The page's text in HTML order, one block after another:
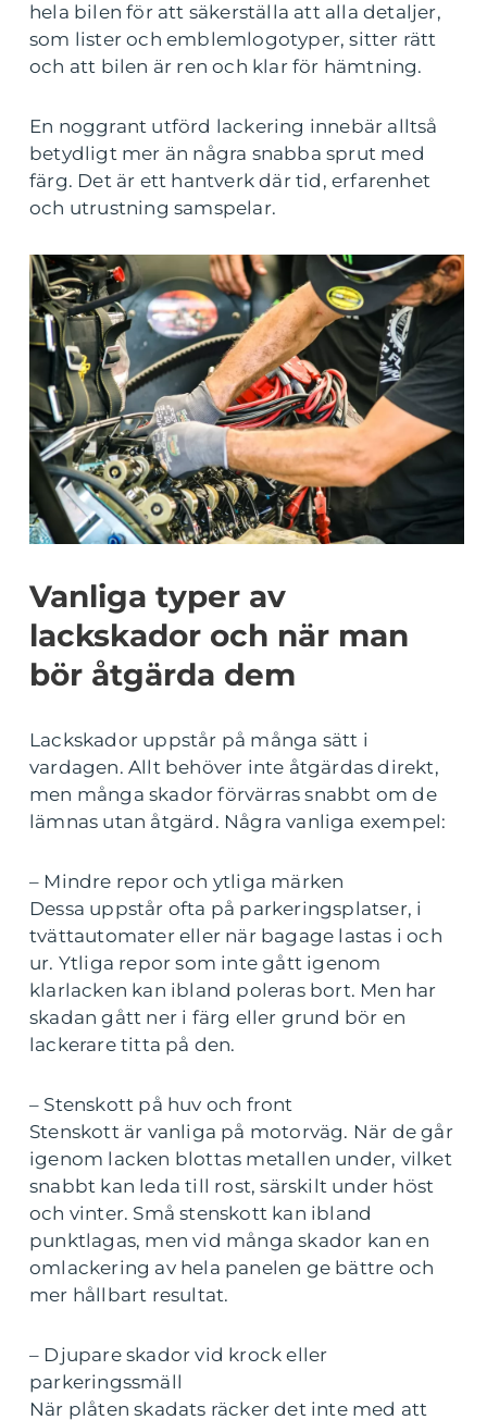
hela bilen för att säkerställa att alla detaljer,
som lister och emblemlogotyper, sitter rätt
och att bilen är ren och klar för hämtning.
En noggrant utförd lackering innebär alltså
betydligt mer än några snabba sprut med
färg. Det är ett hantverk där tid, erfarenhet
och utrustning samspelar.
Vanliga typer av
lackskador och när man
bör åtgärda dem
Lackskador uppstår på många sätt i
vardagen. Allt behöver inte åtgärdas direkt,
men många skador förvärras snabbt om de
lämnas utan åtgärd. Några vanliga exempel:
– Mindre repor och ytliga märken
Dessa uppstår ofta på parkeringsplatser, i
tvättautomater eller när bagage lastas i och
ur. Ytliga repor som inte gått igenom
klarlacken kan ibland poleras bort. Men har
skadan gått ner i färg eller grund bör en
lackerare titta på den.
– Stenskott på huv och front
Stenskott är vanliga på motorväg. När de går
igenom lacken blottas metallen under, vilket
snabbt kan leda till rost, särskilt under höst
och vinter. Små stenskott kan ibland
punktlagas, men vid många skador kan en
omlackering av hela panelen ge bättre och
mer hållbart resultat.
– Djupare skador vid krock eller
parkeringssmäll
När plåten skadats räcker det inte med att